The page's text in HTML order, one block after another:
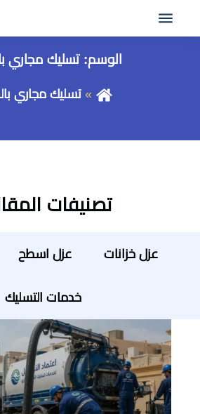
الوسم: تسليك مجاري
تسليك مجاري
تصنيفات
عزل خزانات عزل اسطح
خدمات التسليك